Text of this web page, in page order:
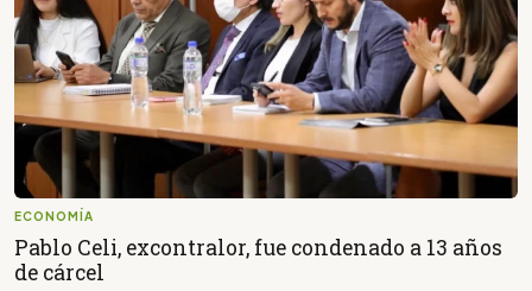
ECONOMÍA
Pablo Celi, excontralor, fue condenado a 13 años
de cárcel